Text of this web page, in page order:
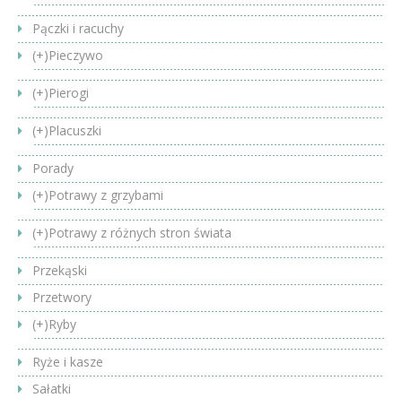
Pączki i racuchy
(+)Pieczywo
(+)Pierogi
(+)Placuszki
Porady
(+)Potrawy z grzybami
(+)Potrawy z różnych stron świata
Przekąski
Przetwory
(+)Ryby
Ryże i kasze
Sałatki